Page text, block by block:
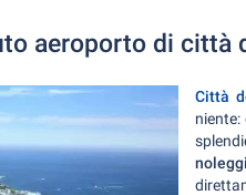
aeroporto di città
Città